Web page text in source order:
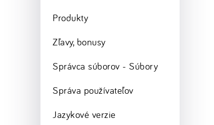
Produkty
Zľavy, bonusy
Správca súborov - Súbory
Správa používateľov
Jazykové verzie